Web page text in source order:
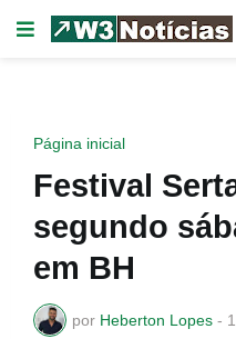
Página inicial
Festival
segundo
em BH
por Heberton Lopes -